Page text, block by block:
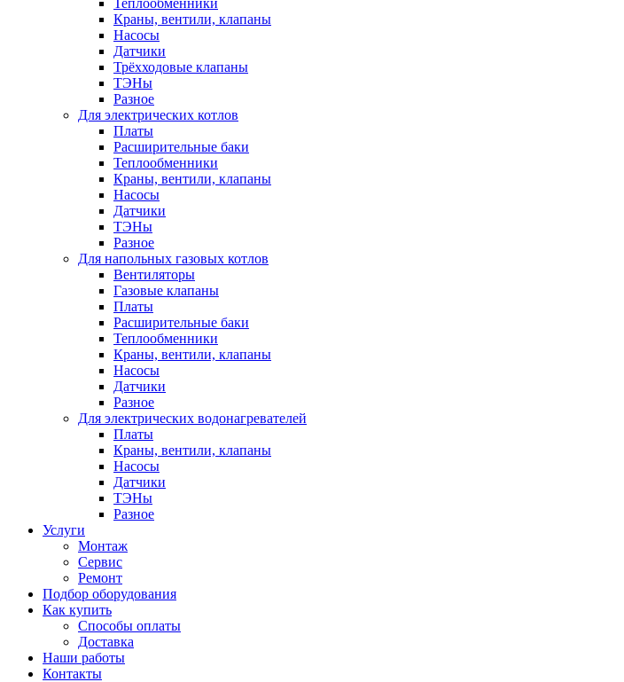
Теплообменники
Краны, вентили, клапаны
Насосы
Датчики
Трёхходовые клапаны
ТЭНы
Разное
Для электрических котлов
Платы
Расширительные баки
Теплообменники
Краны, вентили, клапаны
Насосы
Датчики
ТЭНы
Разное
Для напольных газовых котлов
Вентиляторы
Газовые клапаны
Платы
Расширительные баки
Теплообменники
Краны, вентили, клапаны
Насосы
Датчики
Разное
Для электрических водонагревателей
Платы
Краны, вентили, клапаны
Насосы
Датчики
ТЭНы
Разное
Услуги
Монтаж
Сервис
Ремонт
Подбор оборудования
Как купить
Способы оплаты
Доставка
Наши работы
Контакты